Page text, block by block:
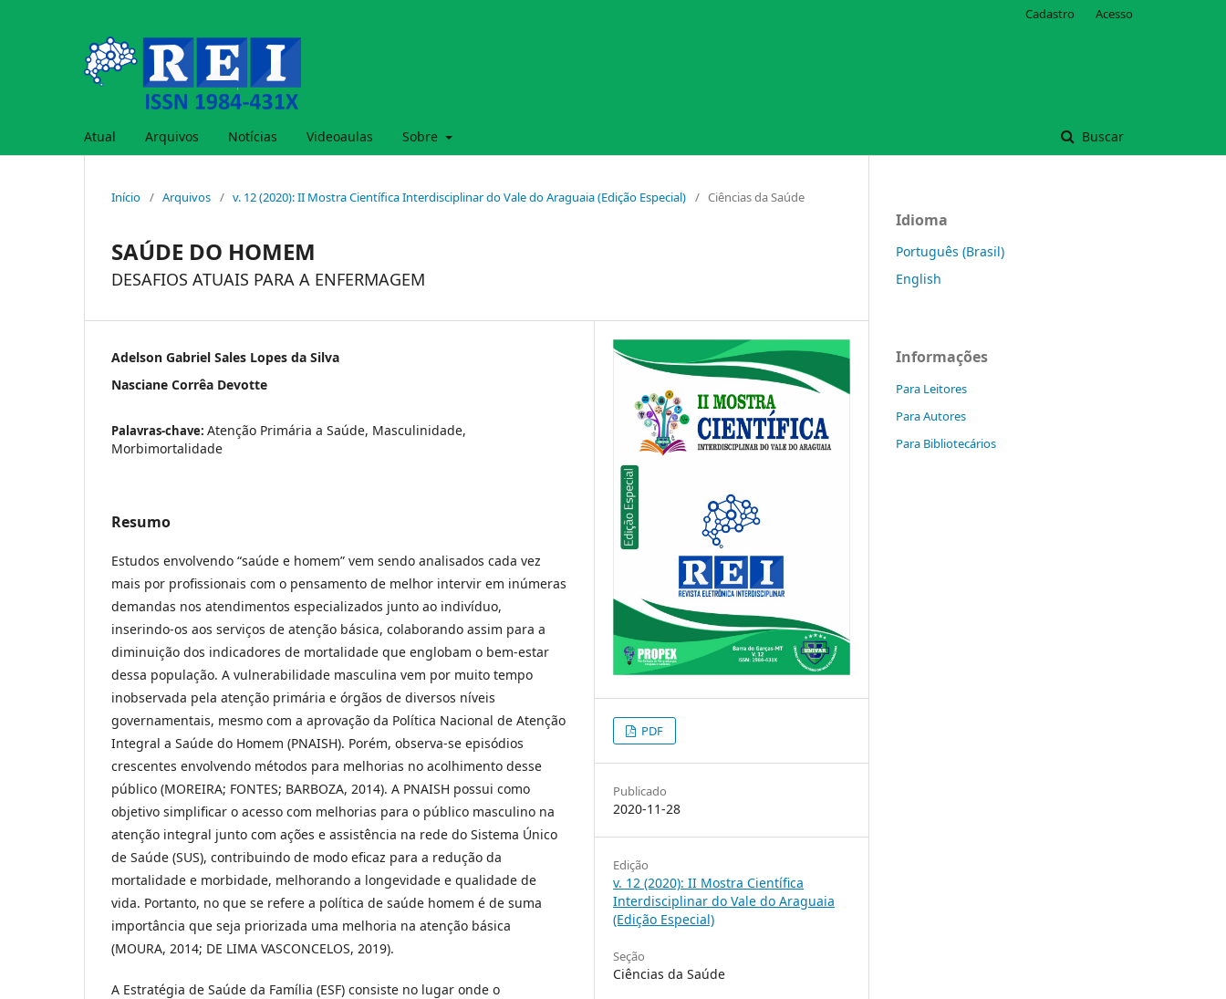
Atual Arquivos Notícias Videoaulas Sobre Buscar
Cadastro Acesso
Início / Arquivos / v. 12 (2020): II Mostra Científica Interdisciplinar do Vale do Araguaia (Edição Especial) / Ciências da Saúde
SAÚDE DO HOMEM
DESAFIOS ATUAIS PARA A ENFERMAGEM
Adelson Gabriel Sales Lopes da Silva
Nasciane Corrêa Devotte
Palavras-chave: Atenção Primária a Saúde, Masculinidade,
Morbimortalidade
Resumo
Estudos envolvendo “saúde e homem” vem sendo analisados cada vez
mais por profissionais com o pensamento de melhor intervir em inúmeras
demandas nos atendimentos especializados junto ao indivíduo,
inserindo-os aos serviços de atenção básica, colaborando assim para a
diminuição dos indicadores de mortalidade que englobam o bem-estar
dessa população. A vulnerabilidade masculina vem por muito tempo
inobservada pela atenção primária e órgãos de diversos níveis
governamentais, mesmo com a aprovação da Política Nacional de Atenção
Integral a Saúde do Homem (PNAISH). Porém, observa-se episódios
crescentes envolvendo métodos para melhorias no acolhimento desse
público (MOREIRA; FONTES; BARBOZA, 2014). A PNAISH possui como
objetivo simplificar o acesso com melhorias para o público masculino na
atenção integral junto com ações e assistência na rede do Sistema Único
de Saúde (SUS), contribuindo de modo eficaz para a redução da
mortalidade e morbidade, melhorando a longevidade e qualidade de
vida. Portanto, no que se refere a política de saúde homem é de suma
importância que seja priorizada uma melhoria na atenção básica
(MOURA, 2014; DE LIMA VASCONCELOS, 2019).
A Estratégia de Saúde da Família (ESF) consiste no lugar onde o
PDF
Publicado
2020-11-28
Edição
v. 12 (2020): II Mostra Científica
Interdisciplinar do Vale do Araguaia
(Edição Especial)
Seção
Ciências da Saúde
Idioma
Português (Brasil)
English
Informações
Para Leitores
Para Autores
Para Bibliotecários